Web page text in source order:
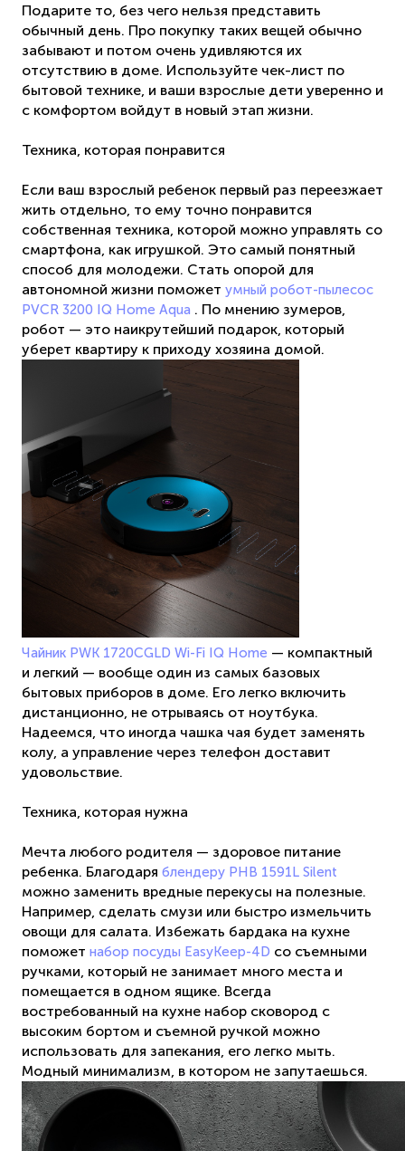
Подарите то, без чего нельзя представить
обычный день. Про покупку таких вещей обычно
забывают и потом очень удивляются их
отсутствию в доме. Используйте чек-лист по
бытовой технике, и ваши взрослые дети уверенно и
с комфортом войдут в новый этап жизни.
Техника, которая понравится
Если ваш взрослый ребенок первый раз переезжает
жить отдельно, то ему точно понравится
собственная техника, которой можно управлять со
смартфона, как игрушкой. Это самый понятный
способ для молодежи. Стать опорой для
автономной жизни поможет умный робот-пылесос
PVCR 3200 IQ Home Aqua . По мнению зумеров,
робот — это наикрутейший подарок, который
уберет квартиру к приходу хозяина домой.
Чайник PWK 1720CGLD Wi-Fi IQ Home — компактный
и легкий — вообще один из самых базовых
бытовых приборов в доме. Его легко включить
дистанционно, не отрываясь от ноутбука.
Надеемся, что иногда чашка чая будет заменять
колу, а управление через телефон доставит
удовольствие.
Техника, которая нужна
Мечта любого родителя — здоровое питание
ребенка. Благодаря блендеру PHB 1591L Silent
можно заменить вредные перекусы на полезные.
Например, сделать смузи или быстро измельчить
овощи для салата. Избежать бардака на кухне
поможет набор посуды EasyKeep-4D со съемными
ручками, который не занимает много места и
помещается в одном ящике. Всегда
востребованный на кухне набор сковород с
высоким бортом и съемной ручкой можно
использовать для запекания, его легко мыть.
Модный минимализм, в котором не запутаешься.